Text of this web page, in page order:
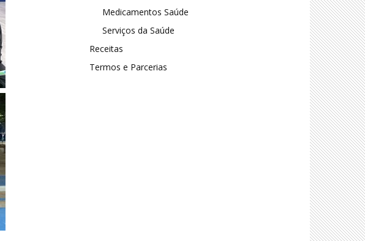
Medicamentos Saúde
Serviços da Saúde
Receitas
Termos e Parcerias